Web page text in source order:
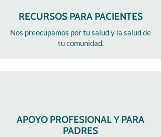
RECURSOS PARA PACIENTES
Nos preocupamos por tu salud y la salud de
tu comunidad.
APOYO PROFESIONAL Y PARA
PADRES